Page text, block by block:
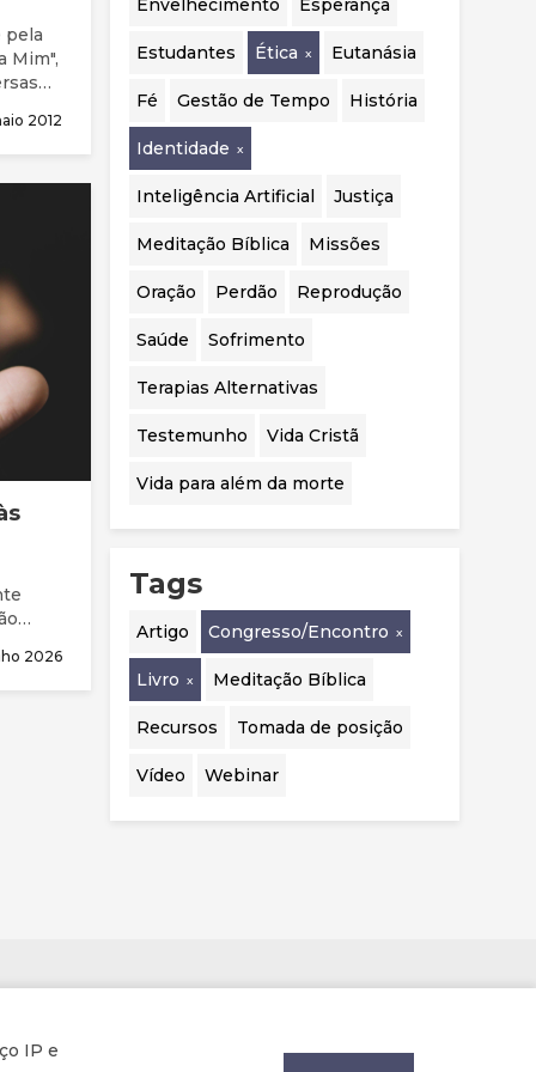
IP e
pela
Mim",
2012
2026
realizadas.
Envelhecimento Esperança
Estudantes Ética Eutanásia
Fé Gestão de Tempo História
Identidade
Inteligência Artificial Justiça
Meditação Bíblica Missões
Oração Perdão Reprodução
Saúde Sofrimento
Terapias Alternativas
Testemunho Vida Cristã
Vida para além da morte
Tags
Artigo Congresso/Encontro
Livro Meditação Bíblica
Recursos Tomada de posição
Vídeo Webinar